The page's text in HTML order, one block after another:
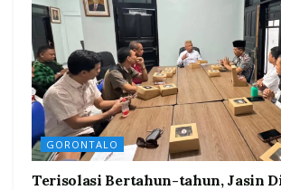
GORONTALO
Terisolasi Bertahun-tahun, Jasin